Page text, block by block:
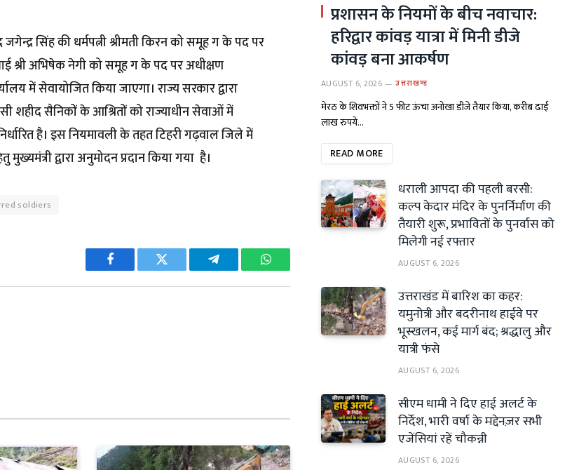
सिंह की धर्मपत्नी श्रीमती किरन को समूह ग के पद पर
श्री अभिषेक नेगी को समूह ग के पद पर अधीक्षण
में सेवायोजित किया जाएगा। राज्य सरकार द्वारा
शहीद सैनिकों के आश्रितों को राज्याधीन सेवाओं में
है। इस नियमावली के तहत टिहरी गढ़वाल जिले में
द्वारा अनुमोदन प्रदान किया गया है।
soldiers
Facebook Twitter Telegram WhatsApp
प्रशासन के नियमों के बीच नवाचार:
हरिद्वार कांवड़ यात्रा में मिनी डीजे
कांवड़ बना आकर्षण
AUGUST 6, 2026 उत्तराखण्ड
मेरठ के शिवभक्तों ने 5 फीट ऊंचा अनोखा डीजे तैयार किया, करीब ढाई
लाख रुपये…
READ MORE
धराली आपदा की पहली बरसी:
कल्प केदार मंदिर के पुनर्निर्माण की
तैयारी शुरू, प्रभावितों के पुनर्वास को
मिलेगी नई रफ्तार
AUGUST 6, 2026
उत्तराखंड में बारिश का कहर:
यमुनोत्री और बदरीनाथ हाईवे पर
भूस्खलन, कई मार्ग बंद; श्रद्धालु और
यात्री फंसे
AUGUST 6, 2026
सीएम धामी ने दिए हाई अलर्ट के
निर्देश, भारी वर्षा के मद्देनज़र सभी
एजेंसियां रहें चौकन्नी
AUGUST 6, 2026